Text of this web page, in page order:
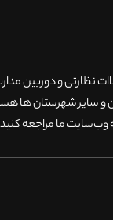
فروش محصولاات نظارتی و
سایر شهرستان ها
ما مراجعه کنید